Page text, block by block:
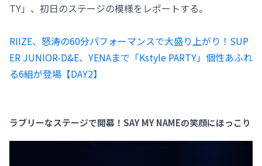
TY」、初日のステージの模様をレポートする。
RIIZE、怒涛の60分パフォーマンスで大盛り上がり！SUP
ER JUNIOR-D&E、YENAまで「Kstyle PARTY」個性あふれ
る6組が登場【DAY2】
ラブリーなステージで開幕！SAY MY NAMEの笑顔にほっこり